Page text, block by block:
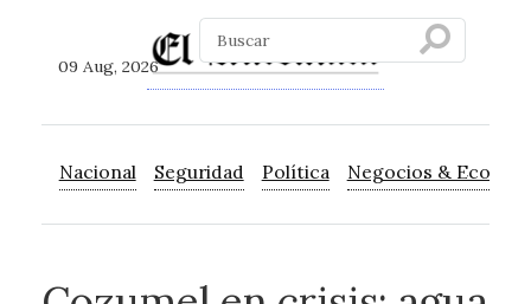
09 Aug, 2026
Nacional Seguridad Política Negocios &